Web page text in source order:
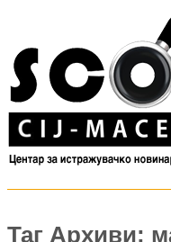
Таг Архиви: